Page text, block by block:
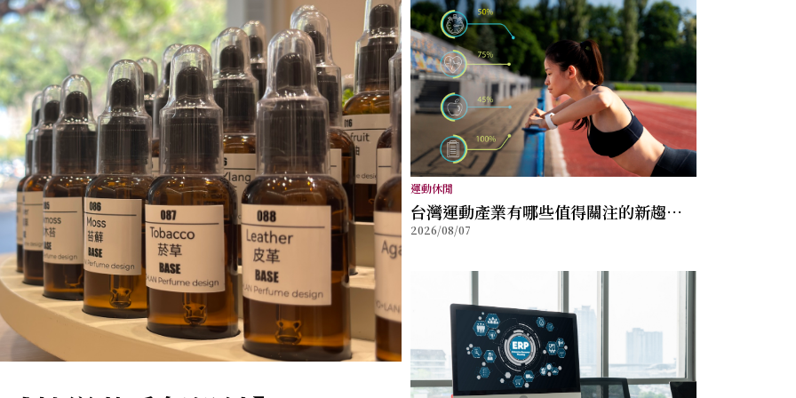
運動休閒
台灣運動產業有哪些值得關注的新趨
勢？
2026/08/07